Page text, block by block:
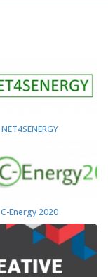
NET4SENERGY
C-Energy 2020